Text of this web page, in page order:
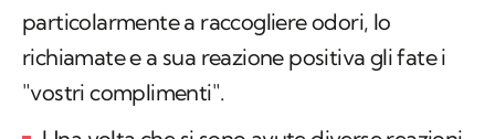
è con la testa dritta e non concentrato
particolarmente a raccogliere odori, lo
richiamate e a sua reazione positiva gli fate i
"vostri complimenti".